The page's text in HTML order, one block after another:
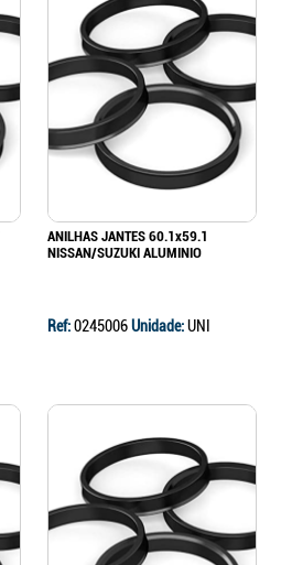
ANILHAS JANTES 60.1x59.1
NISSAN/SUZUKI ALUMINIO
Ref:0245006Unidade:UNI